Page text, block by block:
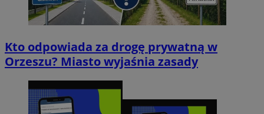
Kto odpowiada za drogę prywatną w
Orzeszu? Miasto wyjaśnia zasady